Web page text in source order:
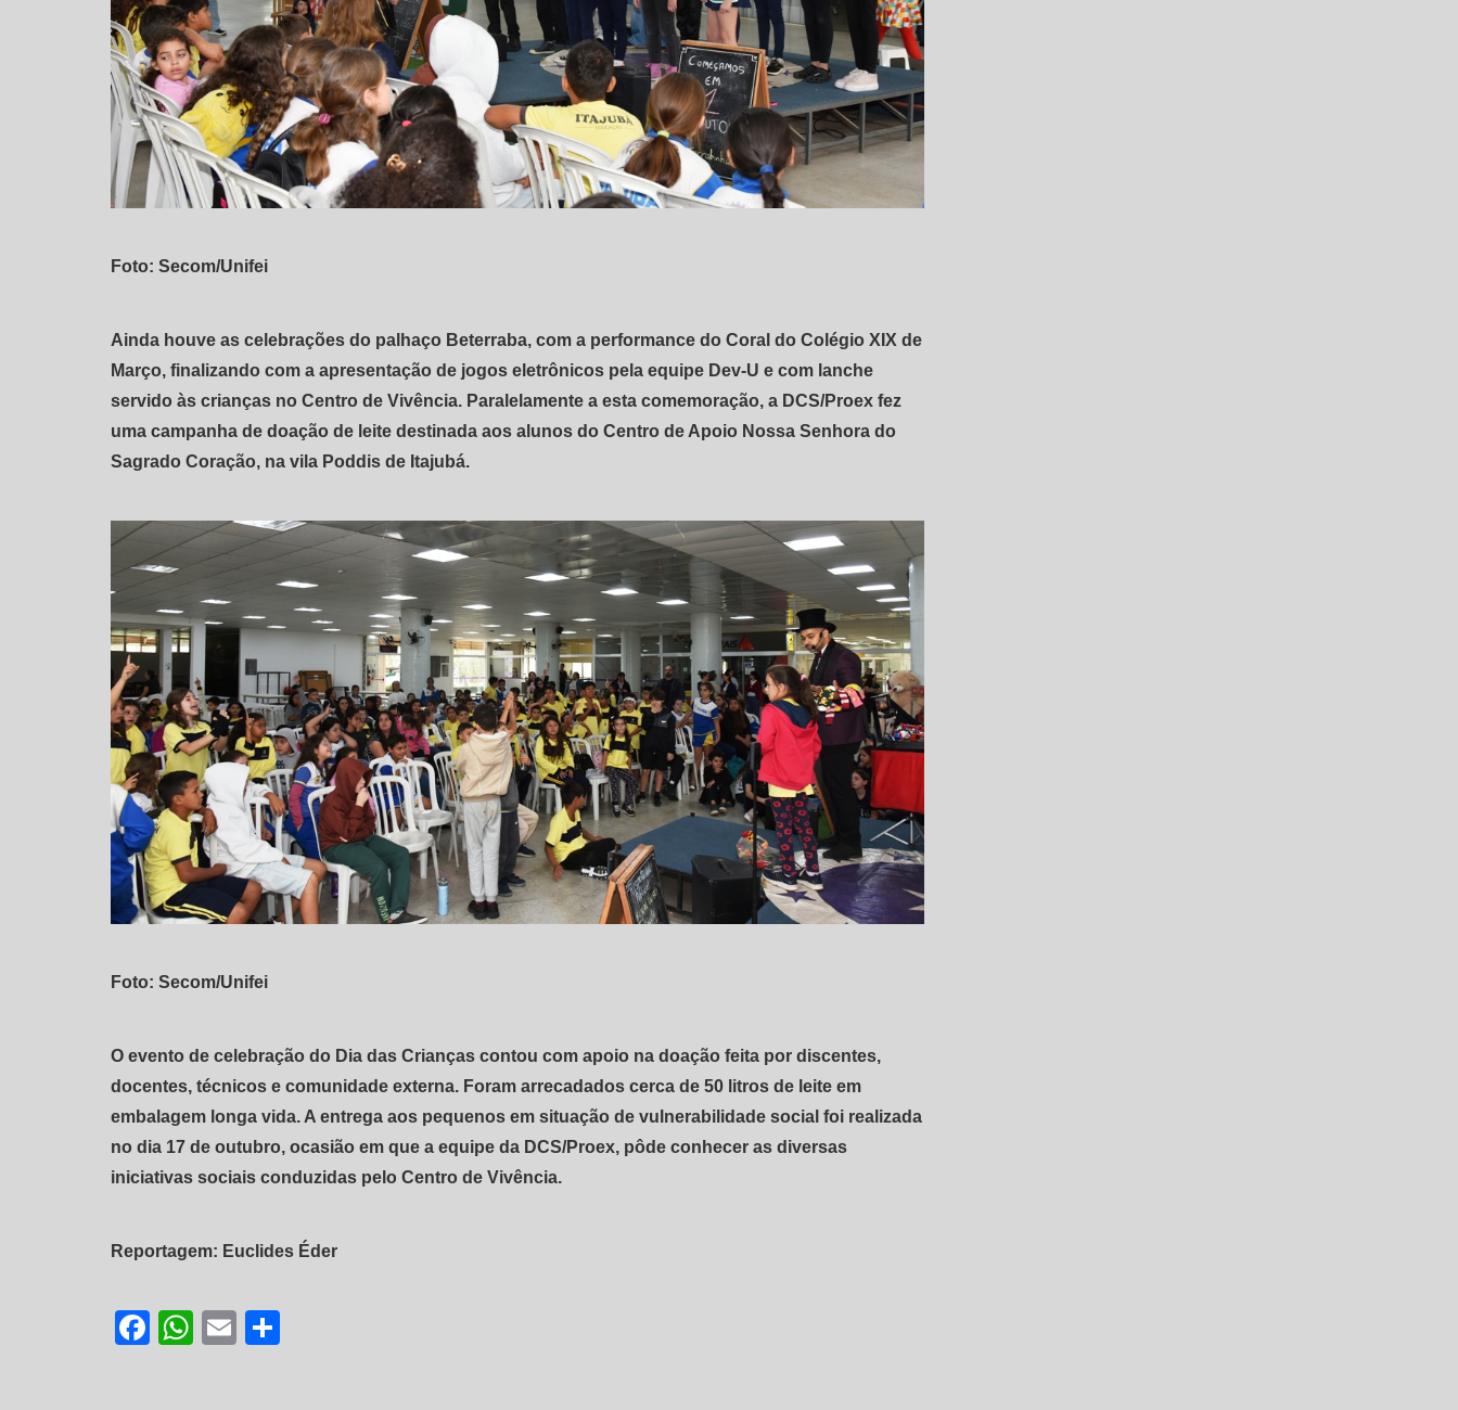
Foto: Secom/Unifei
Ainda houve as celebrações do palhaço Beterraba, com a performance do Coral do Colégio XIX de
Março, finalizando com a apresentação de jogos eletrônicos pela equipe Dev-U e com lanche
servido às crianças no Centro de Vivência. Paralelamente a esta comemoração, a DCS/Proex fez
uma campanha de doação de leite destinada aos alunos do Centro de Apoio Nossa Senhora do
Sagrado Coração, na vila Poddis de Itajubá.
Foto: Secom/Unifei
O evento de celebração do Dia das Crianças contou com apoio na doação feita por discentes,
docentes, técnicos e comunidade externa. Foram arrecadados cerca de 50 litros de leite em
embalagem longa vida. A entrega aos pequenos em situação de vulnerabilidade social foi realizada
no dia 17 de outubro, ocasião em que a equipe da DCS/Proex, pôde conhecer as diversas
iniciativas sociais conduzidas pelo Centro de Vivência.
Reportagem: Euclides Éder
Facebook
WhatsApp
Email